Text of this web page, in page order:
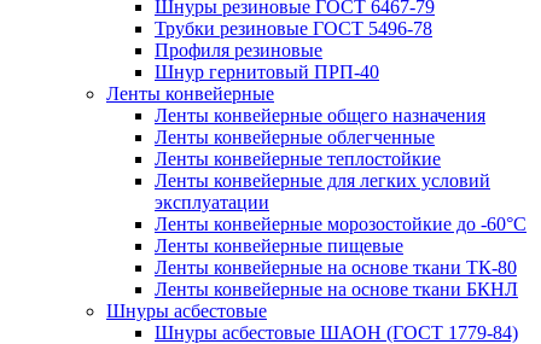
Шнуры резиновые ГОСТ 6467-79
Трубки резиновые ГОСТ 5496-78
Профиля резиновые
Шнур гернитовый ПРП-40
Ленты конвейерные
Ленты конвейерные общего назначения
Ленты конвейерные облегченные
Ленты конвейерные теплостойкие
Ленты конвейерные для легких условий
эксплуатации
Ленты конвейерные морозостойкие до -60°С
Ленты конвейерные пищевые
Ленты конвейерные на основе ткани ТК-80
Ленты конвейерные на основе ткани БКНЛ
Шнуры асбестовые
Шнуры асбестовые ШАОН (ГОСТ 1779-84)